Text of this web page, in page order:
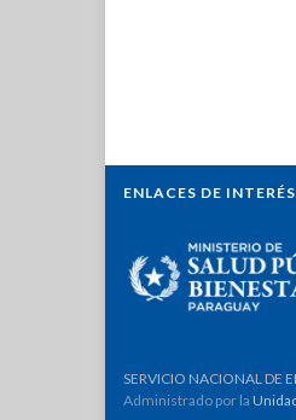
ENLACES DE INTERÉS
SERVICIO NACIONAL DE
Administrado por la